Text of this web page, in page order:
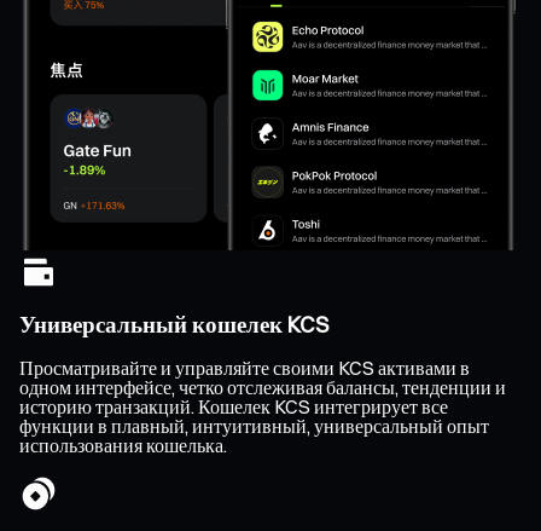
Универсальный кошелек KCS
Просматривайте и управляйте своими KCS активами в
одном интерфейсе, четко отслеживая балансы, тенденции и
историю транзакций. Кошелек KCS интегрирует все
функции в плавный, интуитивный, универсальный опыт
использования кошелька.